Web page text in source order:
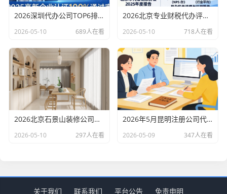
2026深圳代办公司TOP6排行：哪家注册财税口碑最好？
2026-05-10 689人在看
2026北京专业财税代办评测排行，十大机构推荐
2026-05-10 718人在看
2026北京石景山装修公司口碑排行：老房改造二手房翻新优选评测
2026-05-10 297人在看
2026年5月昆明注册公司代办机构口碑排行，十大财税代理记账机构优选指南
2026-05-09 347人在看
关于我们 联系我们 平台公告 免责申明